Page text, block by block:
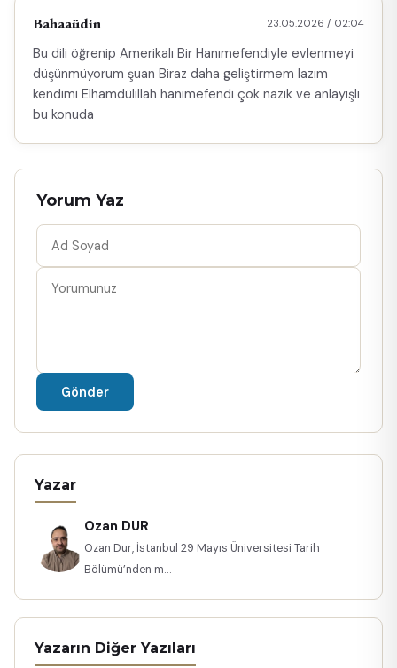
Bahaaüdin 23.05.2026 / 02:04
Bu dili öğrenip Amerikalı Bir Hanımefendiyle evlenmeyi
düşünmüyorum şuan Biraz daha geliştirmem lazım
kendimi Elhamdülillah hanımefendi çok nazik ve anlayışlı
bu konuda
Yorum Yaz
Gönder
Yazar
Ozan DUR
Ozan Dur, İstanbul 29 Mayıs Üniversitesi Tarih
Bölümü’nden m...
Yazarın Diğer Yazıları